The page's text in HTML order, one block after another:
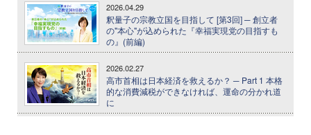
2026.04.29
釈量子の宗教立国を目指して [第3回] ─ 創立者
の"本心"が込められた『幸福実現党の目指すも
の』(前編)
2026.02.27
高市首相は日本経済を救えるか？ ─ Part 1 本格
的な消費減税ができなければ、運命の分かれ道
に